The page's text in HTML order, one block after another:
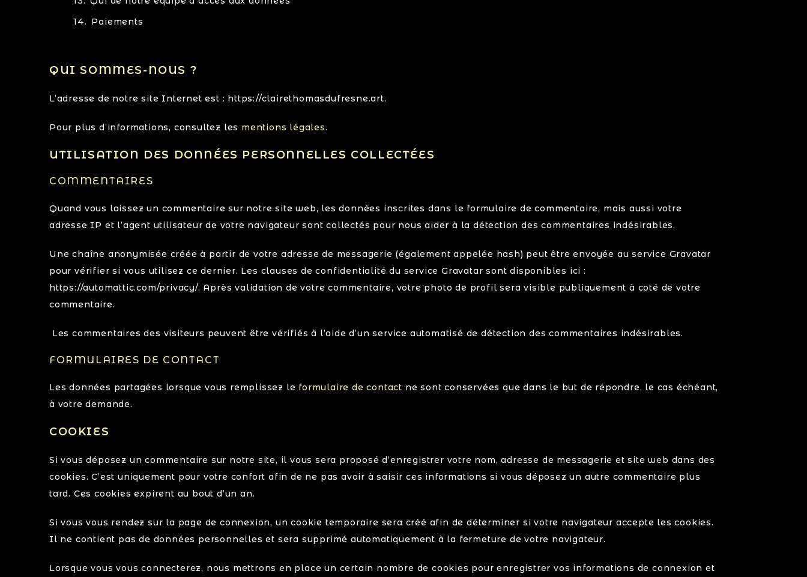
Paiements
QUI SOMMES-NOUS ?
L’adresse de notre site Internet est : https://clairethomasdufresne.art.
Pour plus d’informations, consultez les mentions légales.
UTILISATION DES DONNÉES PERSONNELLES COLLECTÉES
COMMENTAIRES
Quand vous laissez un commentaire sur notre site web, les données inscrites dans le formulaire de commentaire, mais aussi votre
adresse IP et l’agent utilisateur de votre navigateur sont collectés pour nous aider à la détection des commentaires indésirables.
Une chaîne anonymisée créée à partir de votre adresse de messagerie (également appelée hash) peut être envoyée au service Gravatar
pour vérifier si vous utilisez ce dernier. Les clauses de confidentialité du service Gravatar sont disponibles ici :
https://automattic.com/privacy/. Après validation de votre commentaire, votre photo de profil sera visible publiquement à coté de votre
commentaire.
Les commentaires des visiteurs peuvent être vérifiés à l’aide d’un service automatisé de détection des commentaires indésirables.
FORMULAIRES DE CONTACT
Les données partagées lorsque vous remplissez le formulaire de contact ne sont conservées que dans le but de répondre, le cas échéant,
à votre demande.
COOKIES
Si vous déposez un commentaire sur notre site, il vous sera proposé d’enregistrer votre nom, adresse de messagerie et site web dans des
cookies. C’est uniquement pour votre confort afin de ne pas avoir à saisir ces informations si vous déposez un autre commentaire plus
tard. Ces cookies expirent au bout d’un an.
Si vous vous rendez sur la page de connexion, un cookie temporaire sera créé afin de déterminer si votre navigateur accepte les cookies.
Il ne contient pas de données personnelles et sera supprimé automatiquement à la fermeture de votre navigateur.
Lorsque vous vous connecterez, nous mettrons en place un certain nombre de cookies pour enregistrer vos informations de connexion et